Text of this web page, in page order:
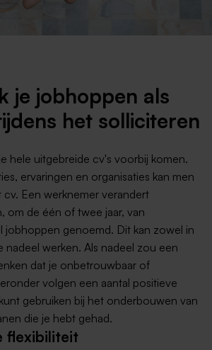
je jobhoppen als
het solliciteren
hele uitgebreide cv's voorbij komen.
ervaringen en organisaties kan men
Een werknemer verandert
om de één of twee jaar, van
jobhoppen genoemd. Dit kan zowel in
nadeel werken. Als nadeel zou een
dat je onbetrouwbaar of
volgen een aantal positieve
gebruiken bij het onderbouwen van
die je hebt gehad.
flexibiliteit